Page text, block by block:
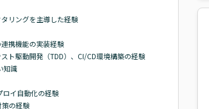
リングを主導した経験
携機能の実装経験
ト駆動開発（TDD）、CI/CD環境構築の経験
知識
ロイ自動化の経験
の経験